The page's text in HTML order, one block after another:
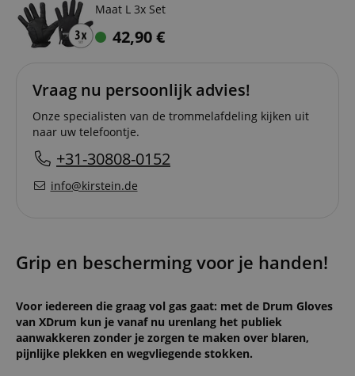
Maat L 3x Set
42,90€
Vraag nu persoonlijk advies!
Onze specialisten van de trommelafdeling kijken uit
naar uw telefoontje.
+31-30808-0152
info@kirstein.de
Grip en bescherming voor je handen!
Voor iedereen die graag vol gas gaat: met de Drum Gloves
van XDrum kun je vanaf nu urenlang het publiek
aanwakkeren zonder je zorgen te maken over blaren,
pijnlijke plekken en wegvliegende stokken.